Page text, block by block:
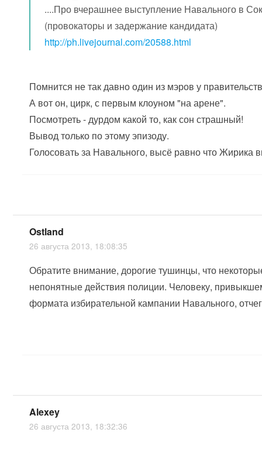
....Про вчерашнее выступление Навального в
(провокаторы и задержание кандидата)
http://ph.livejournal.com/20588.html
Помнится не так давно один из мэров у
А вот он, цирк, с первым клоуном "на арене".
Посмотреть - дурдом какой то, как сон страшный!
Вывод только по этому эпизоду.
Голосовать за Навального, высё равно что Жирика
Ostland
26 августа 2013, 18:08:35
Обратите внимание, дорогие тушинцы, что
непонятные действия полиции. Человеку,
формата избирательной кампании Навального,
Alexey
26 августа 2013, 18:32:36